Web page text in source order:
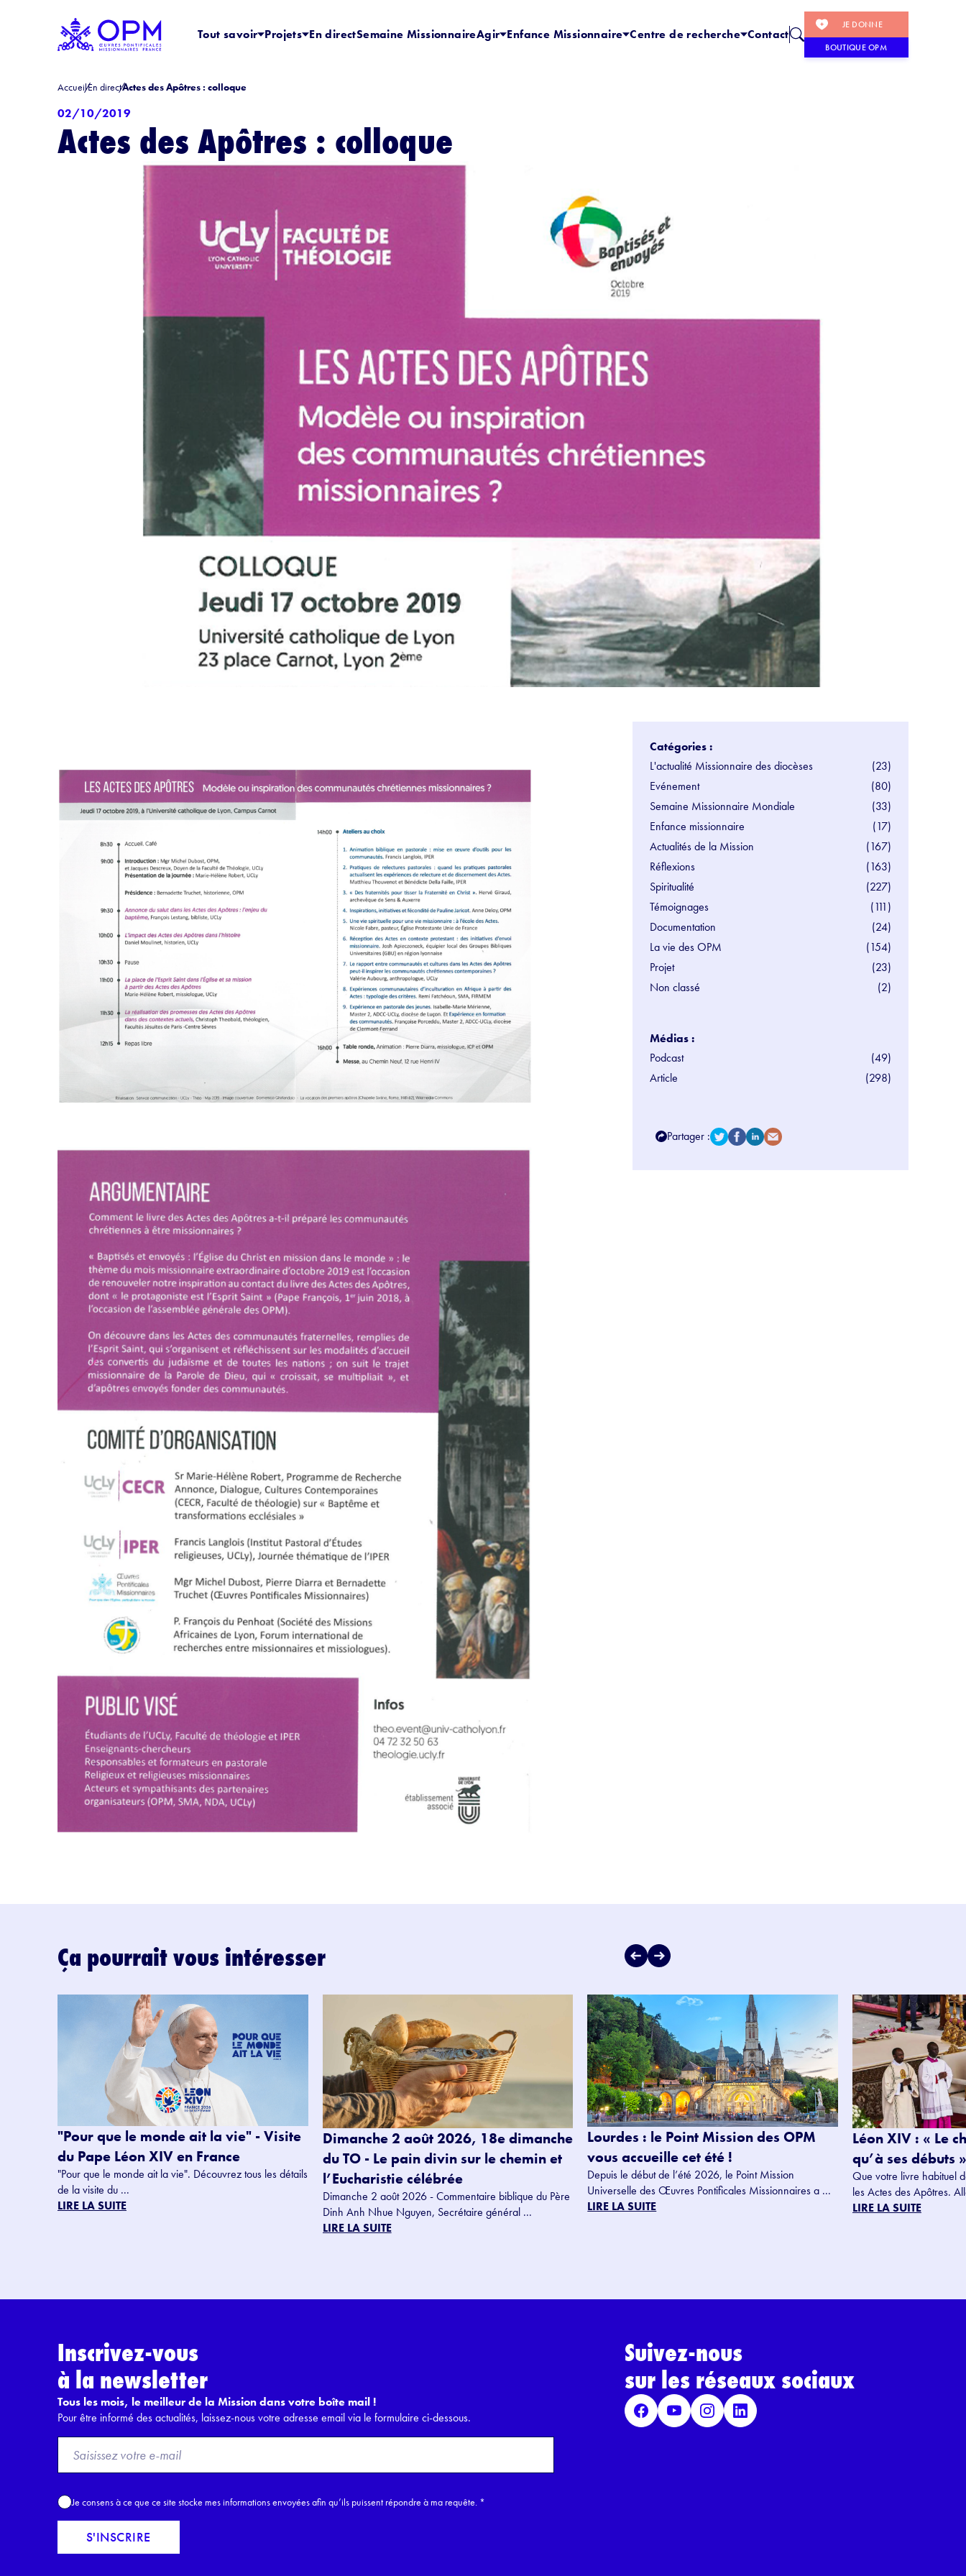
Tout savoir Projets En directSemaine MissionnaireAgir Enfance Missionnaire Centre de recherche Contact
JE DONNE
BOUTIQUE OPM
AccueilEn directActes des Apôtres : colloque
02/10/2019
Actes des Apôtres : colloque
Catégories :
L'actualité Missionnaire des diocèses
(23)
Evénement
(80)
Semaine Missionnaire Mondiale
(33)
Enfance missionnaire
(17)
Actualités de la Mission
(167)
Réflexions
(163)
Spiritualité
(227)
Témoignages
(111)
Documentation
(24)
La vie des OPM
(154)
Projet
(23)
Non classé
(2)
Médias :
Podcast
(49)
Article
(298)
Partager :
Ça pourrait vous intéresser
"Pour que le monde ait la vie" - Visite
du Pape Léon XIV en France
"Pour que le monde ait la vie". Découvrez tous les détails
de la visite du ...
LIRE LA SUITE
Dimanche 2 août 2026, 18e dimanche
du TO - Le pain divin sur le chemin et
l’Eucharistie célébrée
Dimanche 2 août 2026 - Commentaire biblique du Père
Dinh Anh Nhue Nguyen, Secrétaire général ...
LIRE LA SUITE
Lourdes : le Point Mission des OPM
vous accueille cet été !
Depuis le début de l’été 2026, le Point Mission
Universelle des Œuvres Pontificales Missionnaires a ...
LIRE LA SUITE
Léon XIV : « Le
qu’à ses débuts
Que votre livre habituel
les Actes des Apôtres.
LIRE LA SUITE
Inscrivez-vous
à la newsletter
Tous les mois, le meilleur de la Mission dans votre boîte mail !
Pour être informé des actualités, laissez-nous votre adresse email via le formulaire ci-dessous.
o
E
m
i
A
c
Je consens à ce que ce site stocke mes informations envoyées afin qu’ils puissent répondre à ma requête. *
S'INSCRIRE
Suivez-nous
sur les réseaux sociaux